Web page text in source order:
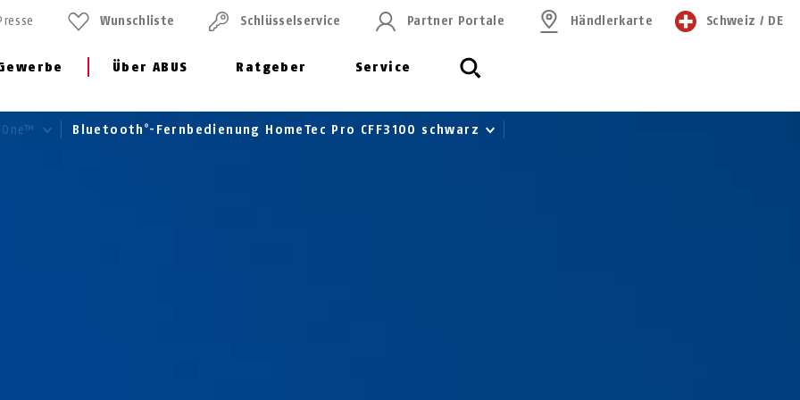
Über ABUS Ratgeber Service
Wunschliste Schlüssel­service Partner Portale Händlerkarte Schweiz / DE
One™ Bluetooth ® -Fernbedienung HomeTec Pro CFF3100 schwarz